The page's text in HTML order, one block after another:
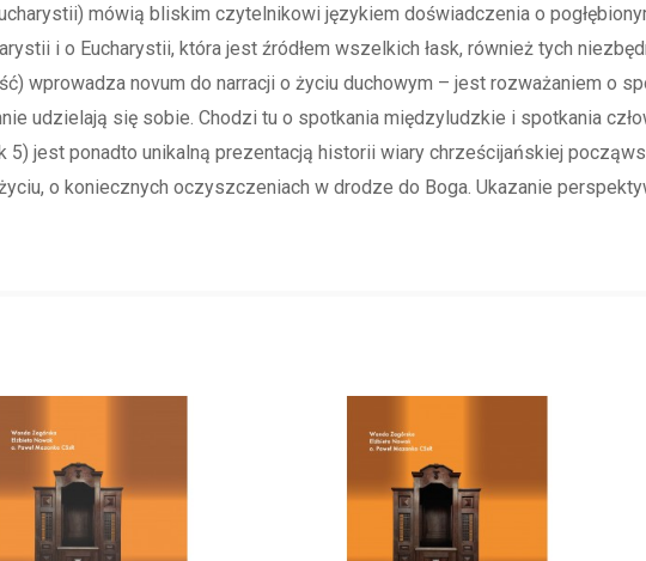
mówią bliskim czytelnikowi językiem doświadczenia o
i o Eucharystii, która jest źródłem wszelkich łask, również tych
wprowadza novum do narracji o życiu duchowym – jest rozważaniem o
udzielają się sobie. Chodzi tu o spotkania międzyludzkie i spotkania
5) jest ponadto unikalną prezentacją historii wiary chrześcijańskiej
o koniecznych oczyszczeniach w drodze do Boga. Ukazanie